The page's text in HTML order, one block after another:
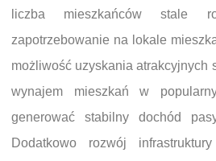
liczba mieszkańców stale
zapotrzebowanie na lokale
możliwość uzyskania atrakcyjnych
wynajem mieszkań w
generować stabilny dochód
Dodatkowo rozwój